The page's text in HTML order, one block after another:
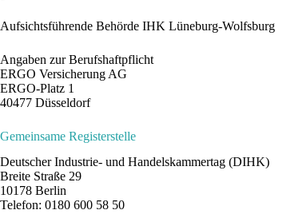
Aufsichtsführende Behörde IHK Lüneburg-Wolfsburg
Angaben zur Berufshaftpflicht
ERGO Versicherung AG
ERGO-Platz 1
40477 Düsseldorf
Gemeinsame Registerstelle
Deutscher Industrie- und Handelskammertag (DIHK)
Breite Straße 29
10178 Berlin
Telefon: 0180 600 58 50